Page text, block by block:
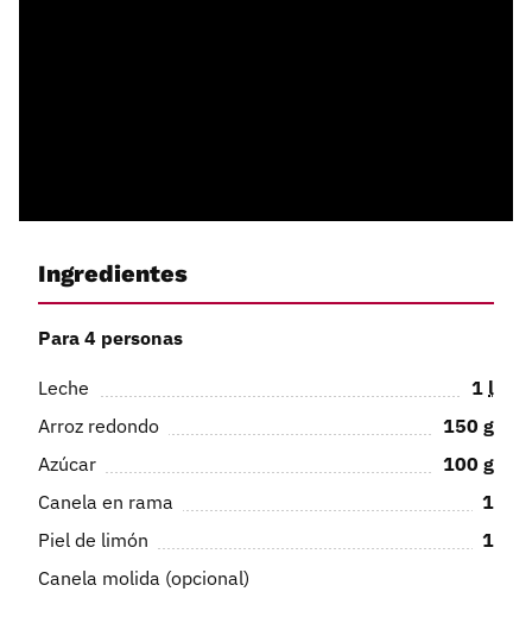
Ingredientes
Para 4 personas
Leche 1 l
Arroz redondo
150 g
Azúcar
100 g
Canela en rama
1
Piel de limón
1
Canela molida (opcional)